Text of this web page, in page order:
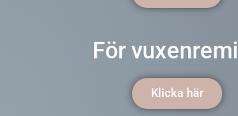
För
Klicka här